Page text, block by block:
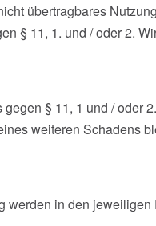
übertragbares
§ 11, 1. und / oder 2.
gegen § 11, 1 und / oder
weiteren Schadens
werden in den